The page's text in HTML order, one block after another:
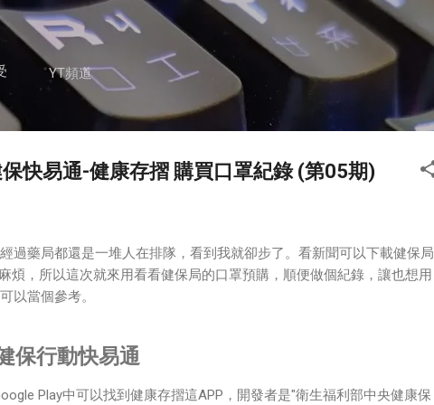
跳到主要內容
YT頻道
快易通-健康存摺 購買口罩紀錄 (第05期)
過藥局都還是一堆人在排隊，看到我就卻步了。看新聞可以下載健保局
煩，所以這次就來用看看健保局的口罩預購，順便做個紀錄，讓也想用
以當個參考。
保行動快易通
Play中可以找到健康存摺這APP，開發者是"衛生福利部中央健康保